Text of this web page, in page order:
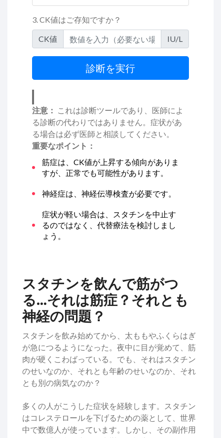
3. CK値はご存知ですか？
CK値 IU/L
診断を実行
注意： これは診断ツールであり、医師によ
る診断の代わりではありません。症状があ
る場合は必ず医師と相談してください。
重要なポイント：
筋症は、CK値が上昇する傾向がありま
すが、正常でも可能性があります。
神経症は、神経伝導検査が必要です。
症状が軽い場合は、スタチンを中止す
るのではなく、代替療法を検討しまし
ょう。
スタチンを飲んで筋がつ
る…それは筋症？それとも
神経の問題？
スタチンを飲み始めてから、太ももやふくらはぎ
が急につるようになった。夜中に目が覚めて、筋
肉が硬くこわばっている。でも、それはスタチン
のせいなのか、それとも年齢のせいなのか、それ
とも別の病気なのか？
多くの人がこうした症状を経験します。スタチン
はコレステロールを下げるための薬として、世界
中で数億人が使っています。しかし、その副作用